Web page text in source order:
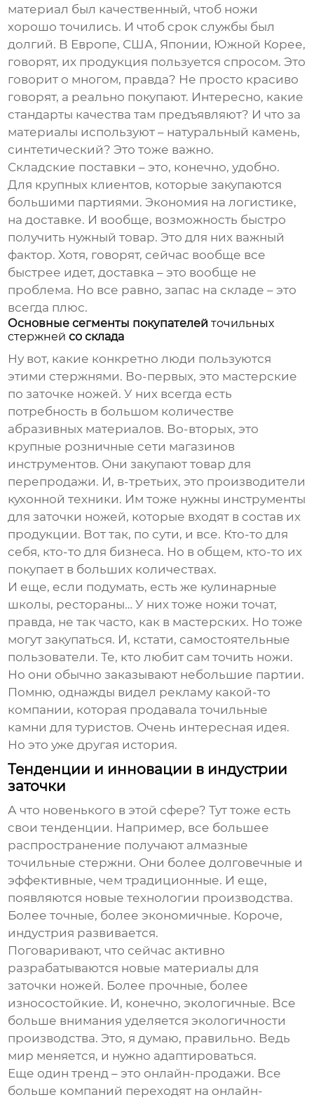
материал был качественный, чтоб ножи
хорошо точились. И чтоб срок службы был
долгий. В Европе, США, Японии, Южной Корее,
говорят, их продукция пользуется спросом. Это
говорит о многом, правда? Не просто красиво
говорят, а реально покупают. Интересно, какие
стандарты качества там предъявляют? И что за
материалы используют – натуральный камень,
синтетический? Это тоже важно.
Складские поставки – это, конечно, удобно.
Для крупных клиентов, которые закупаются
большими партиями. Экономия на логистике,
на доставке. И вообще, возможность быстро
получить нужный товар. Это для них важный
фактор. Хотя, говорят, сейчас вообще все
быстрее идет, доставка – это вообще не
проблема. Но все равно, запас на складе – это
всегда плюс.
Основные сегменты покупателейточильных
стержней со склада
Ну вот, какие конкретно люди пользуются
этими стержнями. Во-первых, это мастерские
по заточке ножей. У них всегда есть
потребность в большом количестве
абразивных материалов. Во-вторых, это
крупные розничные сети магазинов
инструментов. Они закупают товар для
перепродажи. И, в-третьих, это производители
кухонной техники. Им тоже нужны инструменты
для заточки ножей, которые входят в состав их
продукции. Вот так, по сути, и все. Кто-то для
себя, кто-то для бизнеса. Но в общем, кто-то их
покупает в больших количествах.
И еще, если подумать, есть же кулинарные
школы, рестораны… У них тоже ножи точат,
правда, не так часто, как в мастерских. Но тоже
могут закупаться. И, кстати, самостоятельные
пользователи. Те, кто любит сам точить ножи.
Но они обычно заказывают небольшие партии.
Помню, однажды видел рекламу какой-то
компании, которая продавалаточильные
камни для туристов. Очень интересная идея.
Но это уже другая история.
Тенденции и инновации в индустрии
заточки
А что новенького в этой сфере? Тут тоже есть
свои тенденции. Например, все большее
распространение получают алмазные
точильные стержни. Они более долговечные и
эффективные, чем традиционные. И еще,
появляются новые технологии производства.
Более точные, более экономичные. Короче,
индустрия развивается.
Поговаривают, что сейчас активно
разрабатываются новые материалы для
заточки ножей. Более прочные, более
износостойкие. И, конечно, экологичные. Все
больше внимания уделяется экологичности
производства. Это, я думаю, правильно. Ведь
мир меняется, и нужно адаптироваться.
Еще один тренд – это онлайн-продажи. Все
больше компаний переходят на онлайн-